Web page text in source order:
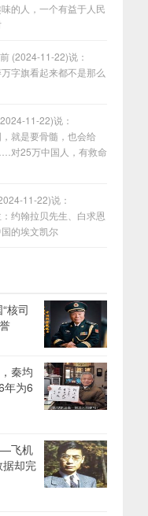
的人，一个有益于人民
(2024-11-22)说：
字旗看起来都不是那么
11-22)说：
就是要骨髓，也会给
对25万中国人，有救命
11-22)说：
约翰拉贝先生、白求恩
的埃文凯尔
核司
秦均
年为6
飞机
据却完